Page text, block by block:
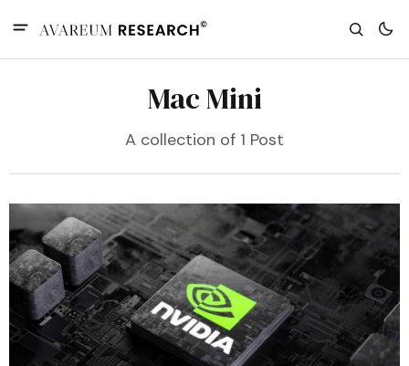
Mac Mini
A collection of 1 Post